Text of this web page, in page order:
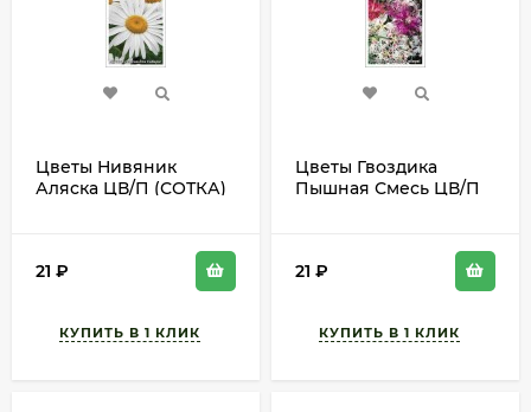
Цветы Нивяник
Аляска ЦВ/П (СОТКА)
21 ₽
Цветы Гвоздика
Пышная Смесь ЦВ/П
21 ₽